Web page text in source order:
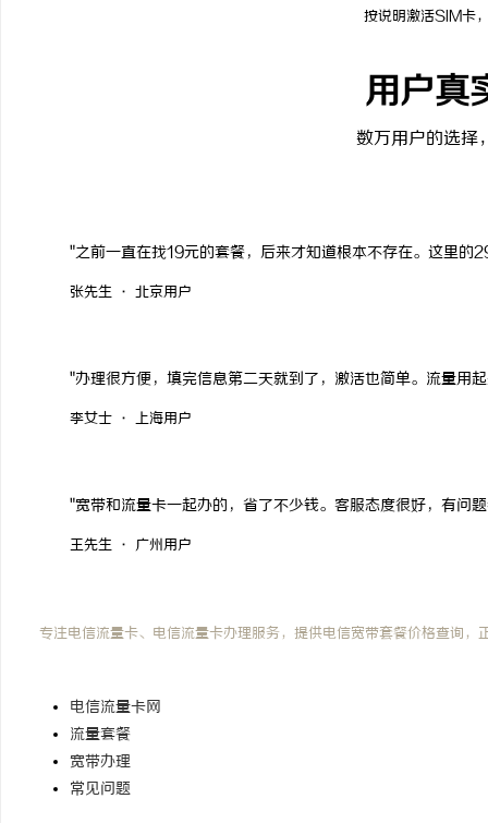
按说明激活SIM卡
用户真
数万用户的选择
"之前一直在找19元的套餐，后来才知道根本不存在。这里
张先生 · 北京用户
"办理很方便，填完信息第二天就到了，激活也简单。流量用
李女士 · 上海用户
"宽带和流量卡一起办的，省了不少钱。客服态度很好，有问
王先生 · 广州用户
专注电信流量卡、电信流量卡办理服务，提供电信宽带套餐价格查询，
电信流量卡网
流量套餐
宽带办理
常见问题